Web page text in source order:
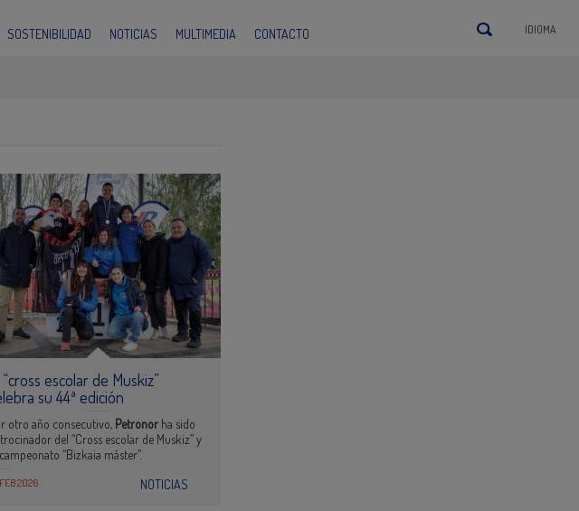
SOSTENIBILIDAD NOTICIAS MULTIMEDIA CONTACTO IDIOMA
“cross escolar de Muskiz”
su 44ª edición
otro año consecutivo, Petronor ha sido
del “Cross escolar de Muskiz” y
“Bizkaia máster”.
2026 NOTICIAS